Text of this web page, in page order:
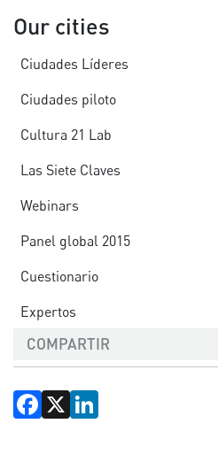
Our cities
Ciudades Líderes
Ciudades piloto
Cultura 21 Lab
Las Siete Claves
Webinars
Panel global 2015
Cuestionario
Expertos
COMPARTIR
Facebook
X